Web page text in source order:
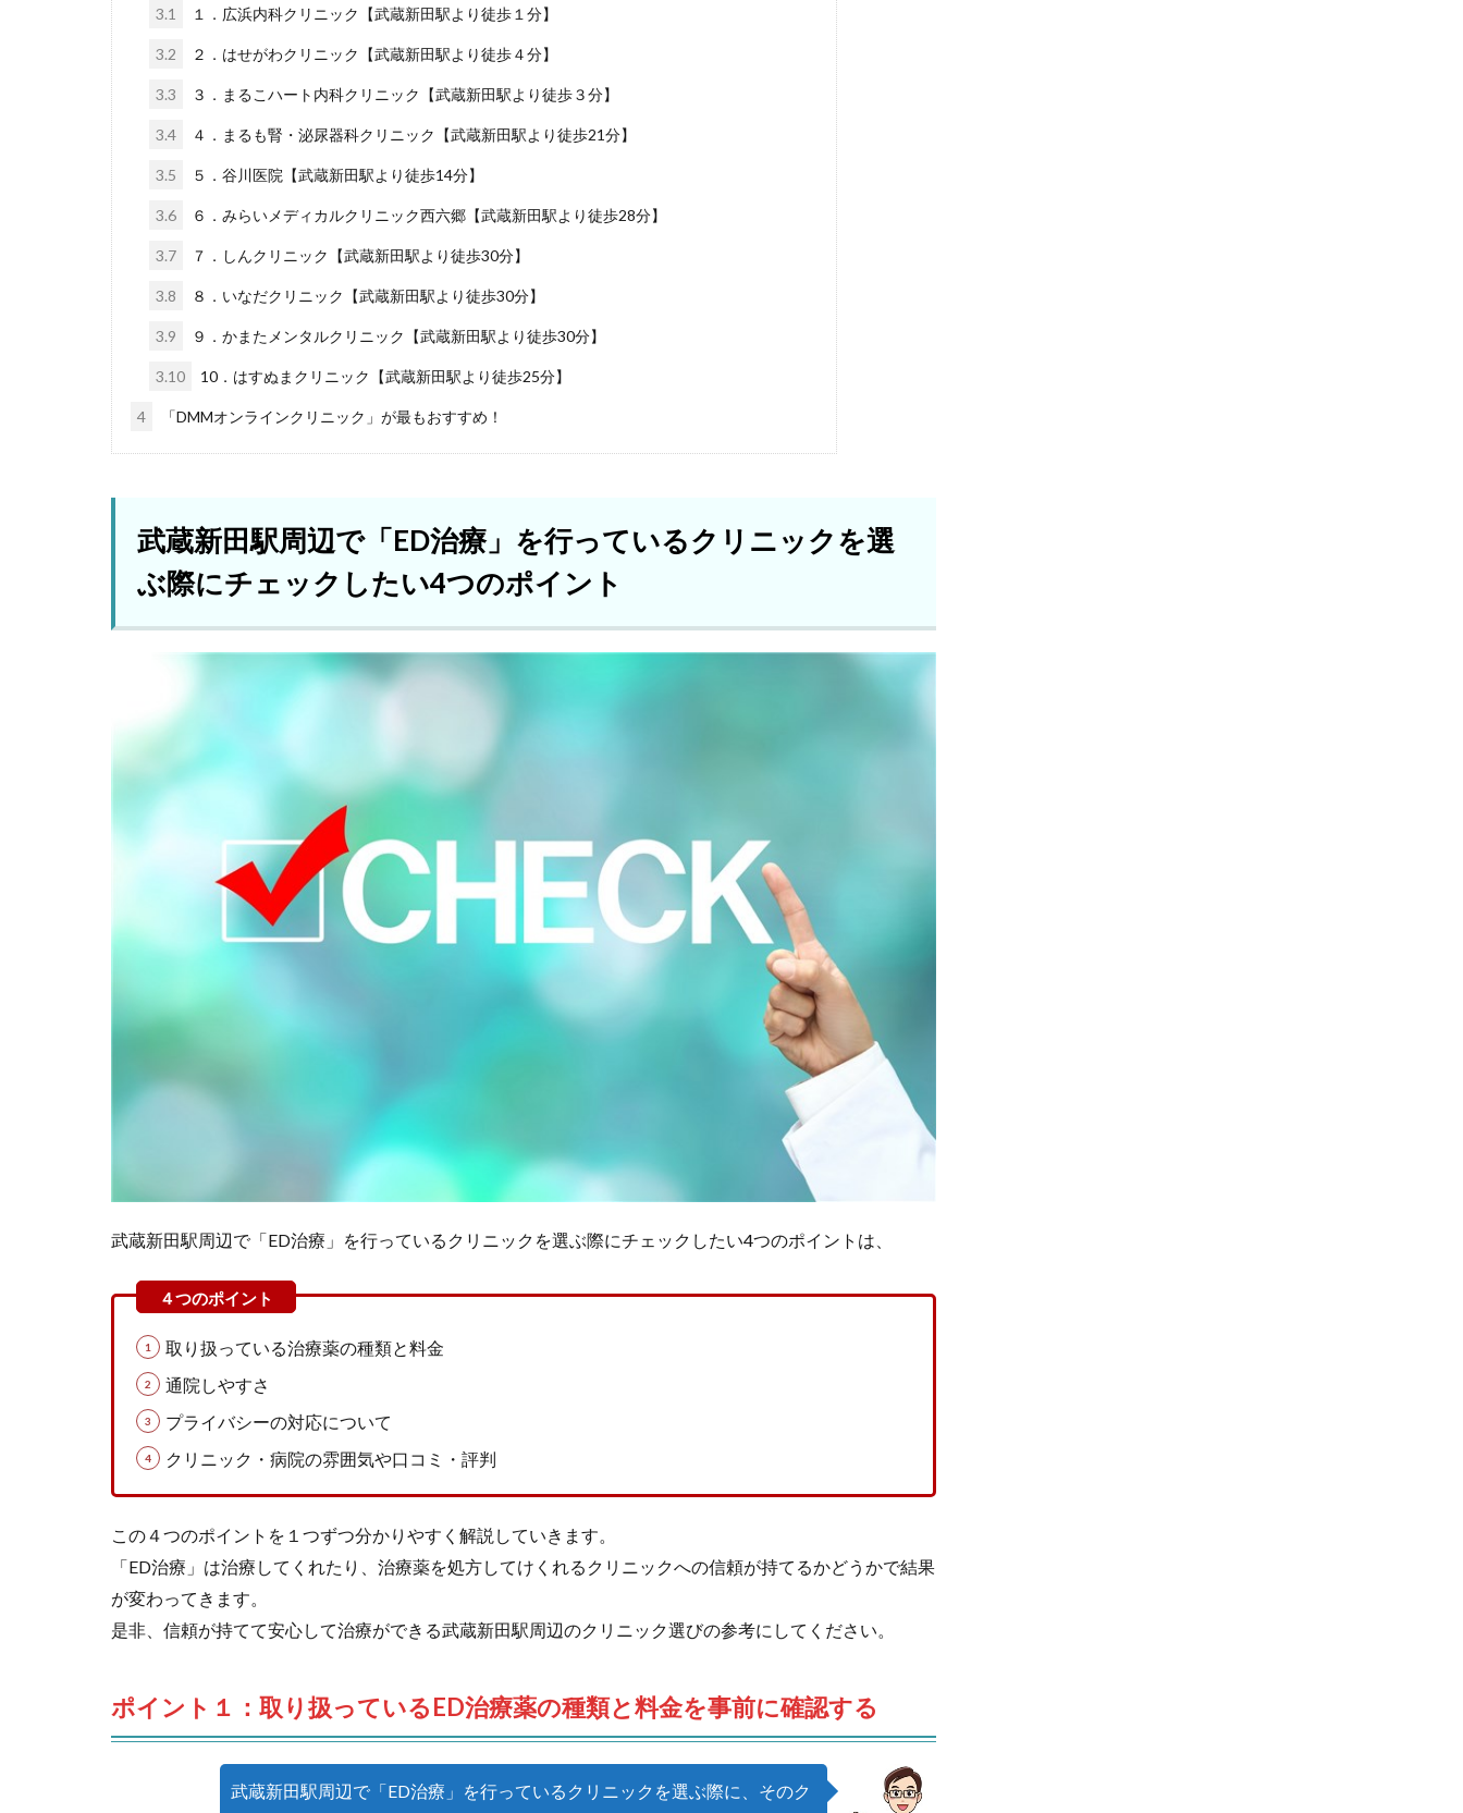
3.1 １．広浜内科クリニック【武蔵新田駅より徒歩１分】
3.2 ２．はせがわクリニック【武蔵新田駅より徒歩４分】
3.3 ３．まるこハート内科クリニック【武蔵新田駅より徒歩３分】
3.4 ４．まるも腎・泌尿器科クリニック【武蔵新田駅より徒歩21分】
3.5 ５．谷川医院【武蔵新田駅より徒歩14分】
3.6 ６．みらいメディカルクリニック西六郷【武蔵新田駅より徒歩28分】
3.7 ７．しんクリニック【武蔵新田駅より徒歩30分】
3.8 ８．いなだクリニック【武蔵新田駅より徒歩30分】
3.9 ９．かまたメンタルクリニック【武蔵新田駅より徒歩30分】
3.10 10．はすぬまクリニック【武蔵新田駅より徒歩25分】
4 「DMMオンラインクリニック」が最もおすすめ！
武蔵新田駅周辺で「ED治療」を行っているクリニックを選
ぶ際にチェックしたい4つのポイント
武蔵新田駅周辺で「ED治療」を行っているクリニックを選ぶ際にチェックしたい4つのポイントは、
取り扱っている治療薬の種類と料金
通院しやすさ
プライバシーの対応について
クリニック・病院の雰囲気や口コミ・評判
この４つのポイントを１つずつ分かりやすく解説していきます。
「ED治療」は治療してくれたり、治療薬を処方してけくれるクリニックへの信頼が持てるかどうかで結果
が変わってきます。
是非、信頼が持てて安心して治療ができる武蔵新田駅周辺のクリニック選びの参考にしてください。
ポイント１：取り扱っているED治療薬の種類と料金を事前に確認する
武蔵新田駅周辺で「ED治療」を行っているクリニックを選ぶ際に、そのク